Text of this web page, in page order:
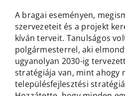
A bragai eseményen,
szervezeteit és a projekt
kíván terveit. Tanulságos
polgármesterrel, aki
ugyanolyan 2030-ig
stratégiája van, mint ahogy
településfejlesztési